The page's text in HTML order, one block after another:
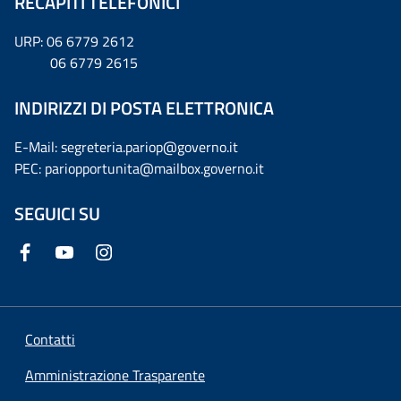
URP: 06 6779 2612
06 6779 2615
INDIRIZZI DI POSTA ELETTRONICA
E-Mail: segreteria.pariop@governo.it
PEC: pariopportunita@mailbox.governo.it
SEGUICI SU
Contatti
Amministrazione Trasparente